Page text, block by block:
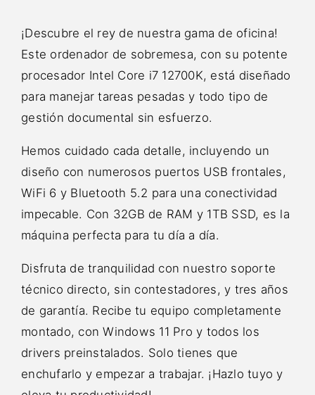
¡Descubre el rey de nuestra gama de oficina!
Este ordenador de sobremesa, con su potente
procesador Intel Core i7 12700K, está diseñado
para manejar tareas pesadas y todo tipo de
gestión documental sin esfuerzo.
Hemos cuidado cada detalle, incluyendo un
diseño con numerosos puertos USB frontales,
WiFi 6 y Bluetooth 5.2 para una conectividad
impecable. Con 32GB de RAM y 1TB SSD, es la
máquina perfecta para tu día a día.
Disfruta de tranquilidad con nuestro soporte
técnico directo, sin contestadores, y tres años
de garantía. Recibe tu equipo completamente
montado, con Windows 11 Pro y todos los
drivers preinstalados. Solo tienes que
enchufarlo y empezar a trabajar. ¡Hazlo tuyo y